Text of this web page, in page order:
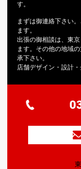
す。
まずは御連絡下さい
ます。
出張の御相談は、東
ます。その他の地域
承下さい。
店舗デザイン・設計